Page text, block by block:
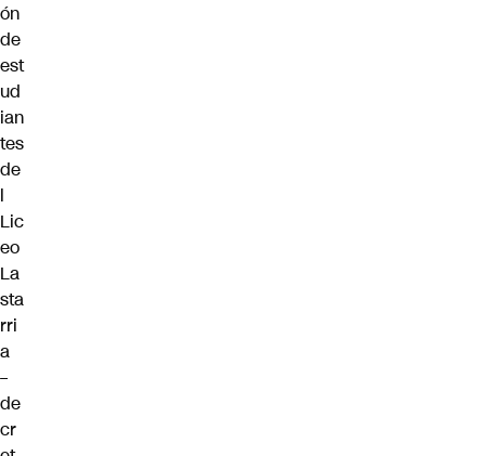
ón
de
est
ud
ian
tes
de
l
Lic
eo
La
sta
rri
a
–
de
cr